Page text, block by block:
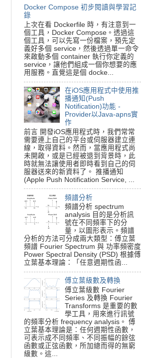
Docker Compose 初步閱讀與學習記
錄
上次在看 Dockerfile 時，有注意到一
個工具，Docker Compose。透過這
個工具，可以先寫一份檔案，預先定
義好多個 service，然後透過單一命令
來啟動多個 container 執行你定義的
service，讓他們組成一個你想要的應
用服務。直覺這是個 docke...
在iOS應用程式中使用推
播通知(Push
Notification)功能 -
Provider以Java-apns實
作
前言 開發iOS應用程式時，我們常常
需要連上自己的平台或伺服器建立連
線，取得資料。然而，當應用程式尚
未開啟，或是已經被退到背景時，此
時就無法讓使用者即時看到自己的伺
服器送來的新資料了。 推播通知
(Apple Push Notification Service, ...
頻譜分析
頻譜分析 spectrum
analysis 目的是分析訊
號在不同頻率下的分
量，以圖形表示。頻譜
分析的方法可分成兩大類型：傅立葉
頻譜 Fourier Spectrum 與 功率頻密度
Power Spectral Density (PSD) 根據傅
立葉基本理論：「任意週期性函...
傅立葉級數及轉換
傅立葉級數 Fourier
Series 及轉換 Fourier
Transforms 是重要的數
學工具，用來進行訊號
的頻率分析 frequency analysis。 傅
立葉基本理論是：任何週期性函數，
可表示成不同頻率、不同振幅的餘弦
函數或正弦函數，所加總而得的無窮
級數。這...